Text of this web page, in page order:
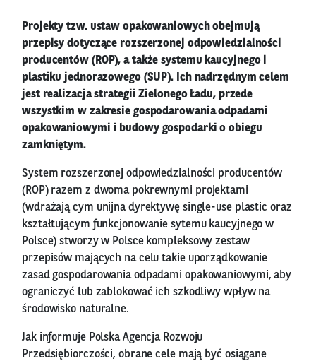
Projekty tzw. ustaw opakowaniowych obejmują
przepisy dotyczące rozszerzonej odpowiedzialności
producentów (ROP), a także systemu kaucyjnego i
plastiku jednorazowego (SUP). Ich nadrzędnym celem
jest realizacja strategii Zielonego Ładu, przede
wszystkim w zakresie gospodarowania odpadami
opakowaniowymi i budowy gospodarki o obiegu
zamkniętym.
System rozszerzonej odpowiedzialności producentów
(ROP) razem z dwoma pokrewnymi projektami
(wdrażają cym unijna dyrektywę single-use plastic oraz
kształtującym funkcjonowanie sytemu kaucyjnego w
Polsce) stworzy w Polsce kompleksowy zestaw
przepisów mających na celu takie uporządkowanie
zasad gospodarowania odpadami opakowaniowymi, aby
ograniczyć lub zablokować ich szkodliwy wpływ na
środowisko naturalne.
Jak informuje Polska Agencja Rozwoju
Przedsiębiorczości, obrane cele mają być osiągane